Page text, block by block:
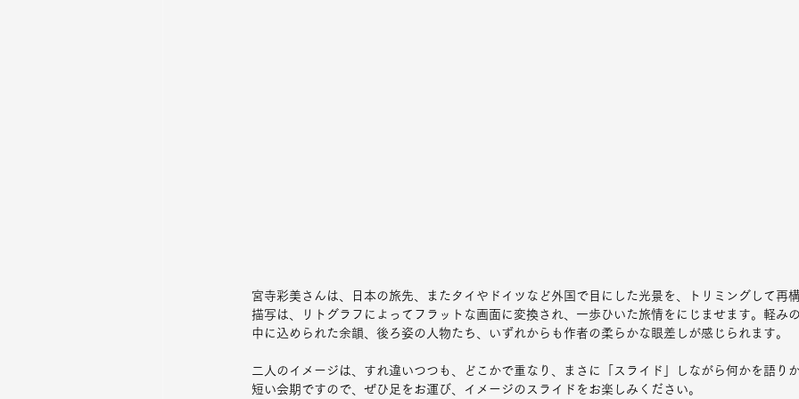
宮寺彩美さんは、日本の旅先、またタイやドイツなど外国で目にした光景を、トリミングして再
描写は、リトグラフによってフラットな画面に変換され、一歩ひいた旅情をにじませます。軽み
中に込められた余韻、後ろ姿の人物たち、いずれからも作者の柔らかな眼差しが感じられます。
二人のイメージは、すれ違いつつも、どこかで重なり、まさに「スライド」しながら何かを語り
短い会期ですので、ぜひ足をお運び、イメージのスライドをお楽しみください。